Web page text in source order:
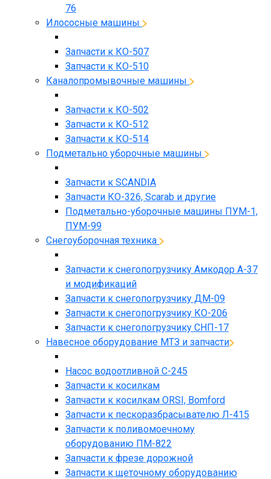
76
Илососные машины
Запчасти к КО-507
Запчасти к КО-510
Каналопромывочные машины
Запчасти к КО-502
Запчасти к КО-512
Запчасти к КО-514
Подметально уборочные машины
Запчасти к SCANDIA
Запчасти КО-326, Scarab и другие
Подметально-уборочные машины ПУМ-1,
ПУМ-99
Снегоуборочная техника
Запчасти к снегопогрузчику Амкодор А-37
и модификаций
Запчасти к снегопогрузчику ДМ-09
Запчасти к снегопогрузчику КО-206
Запчасти к снегопогрузчику СНП-17
Навесное оборудование МТЗ и запчасти
Насос водоотливной С-245
Запчасти к косилкам
Запчасти к косилкам ORSI, Bomford
Запчасти к пескоразбрасывателю Л-415
Запчасти к поливомоечному
оборудованию ПМ-822
Запчасти к фрезе дорожной
Запчасти к щеточному оборудованию